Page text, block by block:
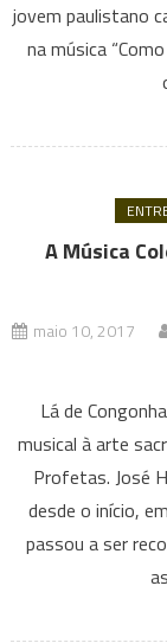
jovem paulistano
na música
A Música
maio 10, 2017
Lá de
musical à arte
Profetas. José
desde o início,
passou a ser